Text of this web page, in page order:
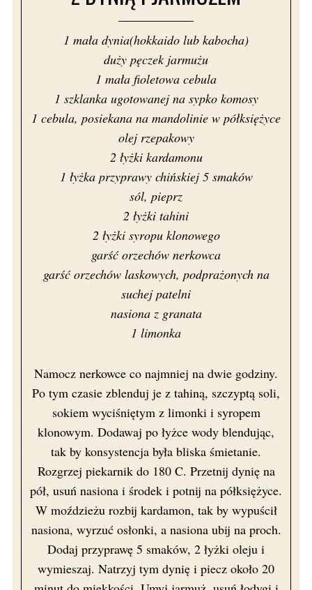
1 mała dynia(hokkaido lub kabocha)
duży pęczek jarmużu
1 mała fioletowa cebula
1 szklanka ugotowanej na sypko komosy
1 cebula, posiekana na mandolinie w półksiężyce
olej rzepakowy
2 łyżki kardamonu
1 łyżka przyprawy chińskiej 5 smaków
sól, pieprz
2 łyżki tahini
2 łyżki syropu klonowego
garść orzechów nerkowca
garść orzechów laskowych, podprażonych na
suchej patelni
nasiona z granata
1 limonka
Namocz nerkowce co najmniej na dwie godziny.
Po tym czasie zblenduj je z tahiną, szczyptą soli,
sokiem wyciśniętym z limonki i syropem
klonowym. Dodawaj po łyżce wody blendując,
tak by konsystencja była bliska śmietanie.
Rozgrzej piekarnik do 180 C. Przetnij dynię na
pół, usuń nasiona i środek i potnij na półksiężyce.
W moździeżu rozbij kardamon, tak by wypuścił
nasiona, wyrzuć osłonki, a nasiona ubij na proch.
Dodaj przyprawę 5 smaków, 2 łyżki oleju i
wymieszaj. Natrzyj tym dynię i piecz około 20